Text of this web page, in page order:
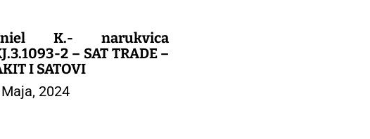
K.- narukvica
2 – SAT TRADE –
I SATOVI
2024